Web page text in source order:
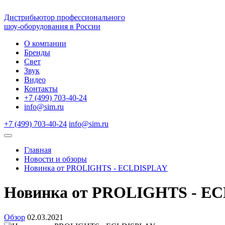
Дистрибьютор профессионального
шоу-оборудования в России
О компании
Бренды
Свет
Звук
Видео
Контакты
+7 (499) 703-40-24
info@sim.ru
+7 (499) 703-40-24 info@sim.ru
Главная
Новости и обзоры
Новинка от PROLIGHTS - ECLDISPLAY
Новинка от PROLIGHTS -
Обзор 02.03.2021